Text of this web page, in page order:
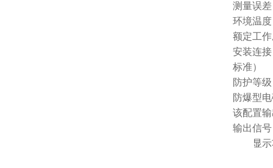
测量误
环境温
额定工
安装连
标准）
防护等
防爆型
该配置
输出信
流量显